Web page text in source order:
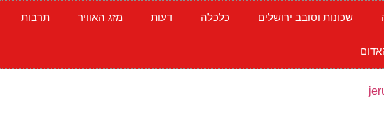
שכונות וסובב ירושלים כלכלה דעות מזג האוויר תרבות